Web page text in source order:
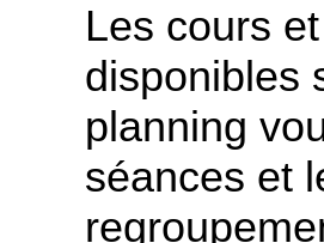
Les cours
disponibles
planning
séances et